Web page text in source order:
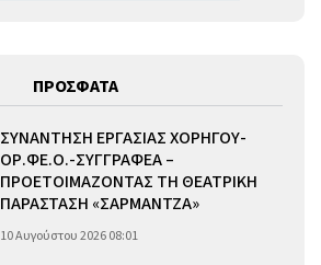
ΠΡΟΣΦΑΤΑ
ΣΥΝΑΝΤΗΣΗ ΕΡΓΑΣΙΑΣ ΧΟΡΗΓΟΥ-
ΟΡ.ΦΕ.Ο.-ΣΥΓΓΡΑΦΕΑ –
ΠΡΟΕΤΟΙΜΑΖΟΝΤΑΣ ΤΗ ΘΕΑΤΡΙΚΗ
ΠΑΡΑΣΤΑΣΗ «ΣΑΡΜΑΝΤΖΑ»
10 Αυγούστου 2026 08:01